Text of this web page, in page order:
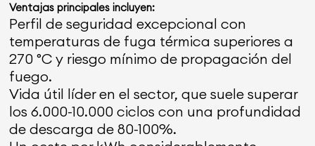
Ventajas principales incluyen:
Perfil de seguridad excepcional con
temperaturas de fuga térmica superiores a
270 °C y riesgo mínimo de propagación del
fuego.
Vida útil líder en el sector, que suele superar
los 6.000-10.000 ciclos con una profundidad
de descarga de 80-100%.